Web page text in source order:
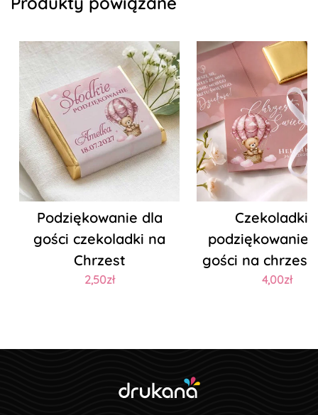
Podziękowanie dla
gości czekoladki na
Chrzest
2,50zł
Czekoladki
gości na chrzest
4,00zł